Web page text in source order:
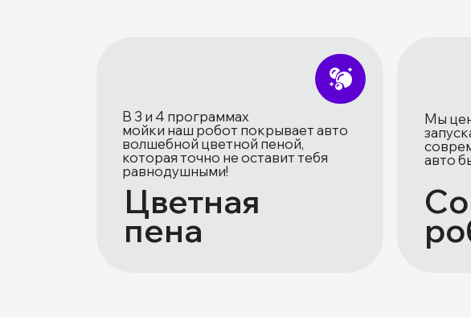
Мы
авто
В 3 и 4 программах
мойки наш робот покрывает авто
волшебной цветной пеной,
которая точно не оставит тебя
равнодушными!
Цветная
пена